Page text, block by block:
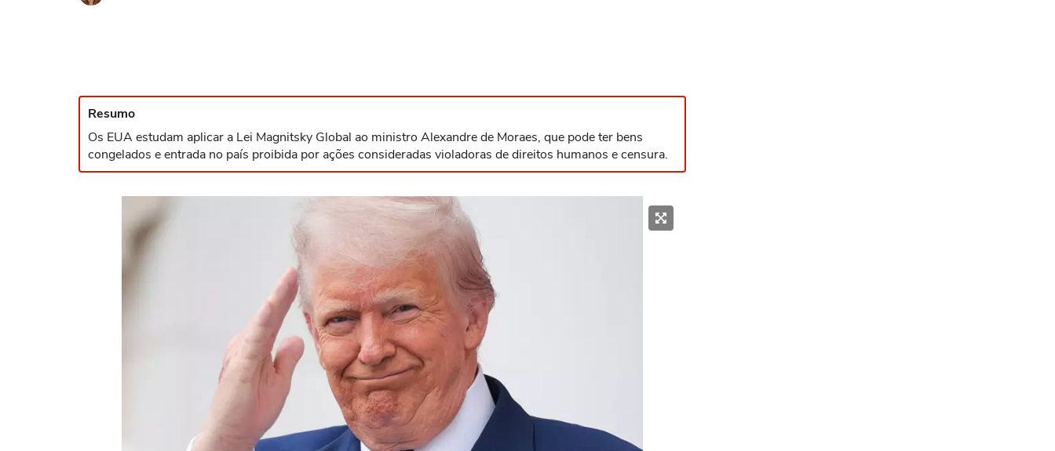
Resumo
Os EUA estudam aplicar a Lei Magnitsky Global ao ministro Alexandre de Moraes, que pode ter bens
congelados e entrada no país proibida por ações consideradas violadoras de direitos humanos e censura.